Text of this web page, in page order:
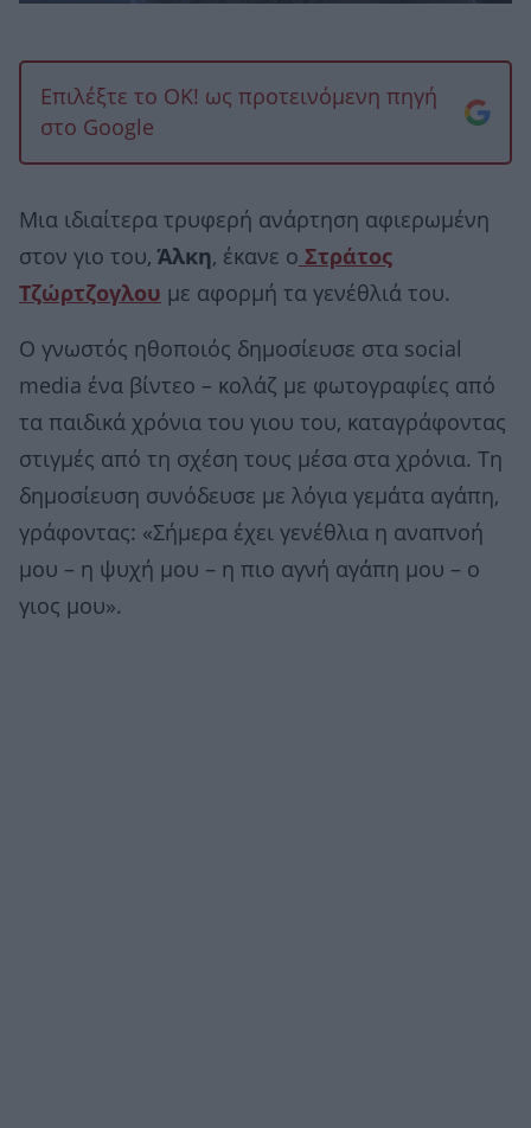
Επιλέξτε το OK! ως προτεινόμενη πηγή
στο Google
Μια ιδιαίτερα τρυφερή ανάρτηση αφιερωμένη
στον γιο του, Άλκη, έκανε ο Στράτος
Τζώρτζογλου με αφορμή τα γενέθλιά του.
Ο γνωστός ηθοποιός δημοσίευσε στα social
media ένα βίντεο – κολάζ με φωτογραφίες από
τα παιδικά χρόνια του γιου του, καταγράφοντας
στιγμές από τη σχέση τους μέσα στα χρόνια. Τη
δημοσίευση συνόδευσε με λόγια γεμάτα αγάπη,
γράφοντας: «Σήμερα έχει γενέθλια η αναπνοή
μου – η ψυχή μου – η πιο αγνή αγάπη μου – ο
γιος μου».